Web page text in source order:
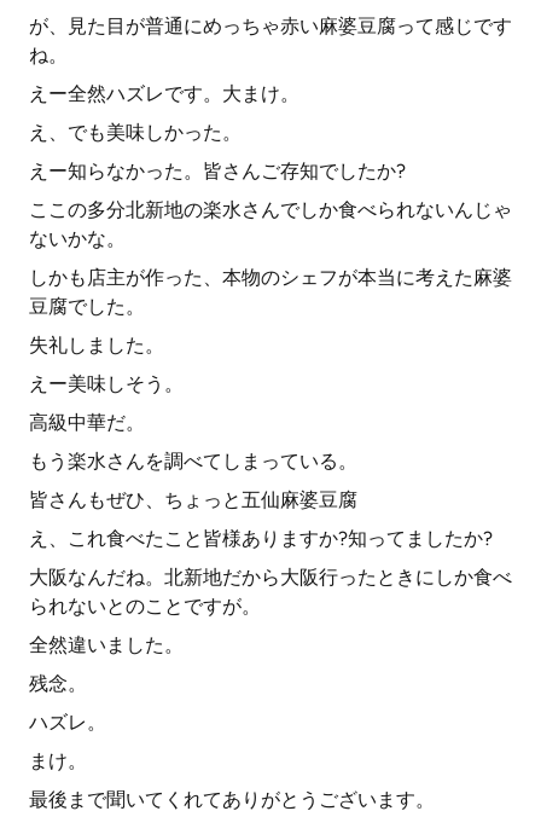
が、見た目が普通にめっちゃ赤い麻婆豆腐って感じです
ね。
えー全然ハズレです。大まけ。
え、でも美味しかった。
えー知らなかった。皆さんご存知でしたか?
ここの多分北新地の楽水さんでしか食べられないんじゃ
ないかな。
しかも店主が作った、本物のシェフが本当に考えた麻婆
豆腐でした。
失礼しました。
えー美味しそう。
高級中華だ。
もう楽水さんを調べてしまっている。
皆さんもぜひ、ちょっと五仙麻婆豆腐
え、これ食べたこと皆様ありますか?知ってましたか?
大阪なんだね。北新地だから大阪行ったときにしか食べ
られないとのことですが。
全然違いました。
残念。
ハズレ。
まけ。
最後まで聞いてくれてありがとうございます。